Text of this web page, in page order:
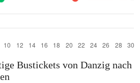
Bustickets von Danzig nach